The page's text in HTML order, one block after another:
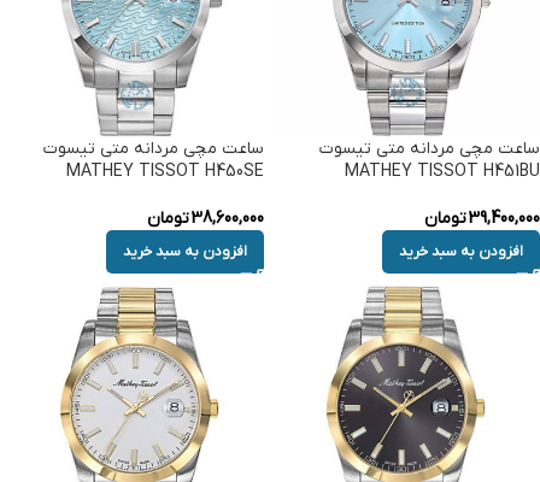
ساعت مچی مردانه متی تیسوت
MATHEY TISSOT H451BU
39,400,000تومان
افزودن به سبد خرید
ساعت مچی مردانه متی تیسوت
MATHEY TISSOT H450SE
38,600,000تومان
افزودن به سبد خرید